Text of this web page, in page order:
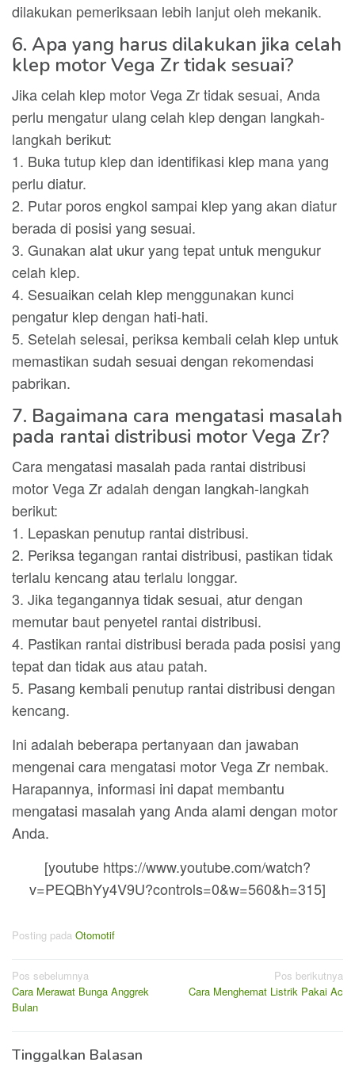
dilakukan pemeriksaan lebih lanjut oleh mekanik.
6. Apa yang harus dilakukan jika celah
klep motor Vega Zr tidak sesuai?
Jika celah klep motor Vega Zr tidak sesuai, Anda
perlu mengatur ulang celah klep dengan langkah-
langkah berikut:
1. Buka tutup klep dan identifikasi klep mana yang
perlu diatur.
2. Putar poros engkol sampai klep yang akan diatur
berada di posisi yang sesuai.
3. Gunakan alat ukur yang tepat untuk mengukur
celah klep.
4. Sesuaikan celah klep menggunakan kunci
pengatur klep dengan hati-hati.
5. Setelah selesai, periksa kembali celah klep untuk
memastikan sudah sesuai dengan rekomendasi
pabrikan.
7. Bagaimana cara mengatasi masalah
pada rantai distribusi motor Vega Zr?
Cara mengatasi masalah pada rantai distribusi
motor Vega Zr adalah dengan langkah-langkah
berikut:
1. Lepaskan penutup rantai distribusi.
2. Periksa tegangan rantai distribusi, pastikan tidak
terlalu kencang atau terlalu longgar.
3. Jika tegangannya tidak sesuai, atur dengan
memutar baut penyetel rantai distribusi.
4. Pastikan rantai distribusi berada pada posisi yang
tepat dan tidak aus atau patah.
5. Pasang kembali penutup rantai distribusi dengan
kencang.
Ini adalah beberapa pertanyaan dan jawaban
mengenai cara mengatasi motor Vega Zr nembak.
Harapannya, informasi ini dapat membantu
mengatasi masalah yang Anda alami dengan motor
Anda.
[youtube https://www.youtube.com/watch?
v=PEQBhYy4V9U?controls=0&w=560&h=315]
Posting pada Otomotif
Navigasi
pos
Pos sebelumnya
Cara Merawat Bunga Anggrek
Bulan
Pos berikutnya
Cara Menghemat Listrik Pakai Ac
Tinggalkan Balasan